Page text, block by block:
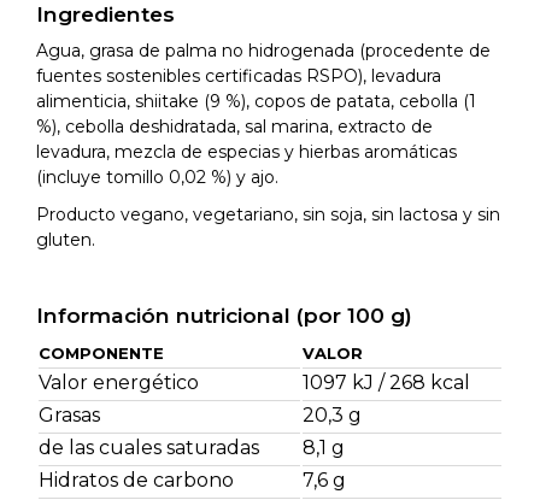
Ingredientes
Agua, grasa de palma no hidrogenada (procedente de
fuentes sostenibles certificadas RSPO), levadura
alimenticia, shiitake (9 %), copos de patata, cebolla (1
%), cebolla deshidratada, sal marina, extracto de
levadura, mezcla de especias y hierbas aromáticas
(incluye tomillo 0,02 %) y ajo.
Producto vegano, vegetariano, sin soja, sin lactosa y sin
gluten.
Información nutricional (por 100 g)
COMPONENTE VALOR
Valor energético
1097 kJ / 268 kcal
Grasas
20,3 g
de las cuales saturadas
8,1 g
Hidratos de carbono
7,6 g